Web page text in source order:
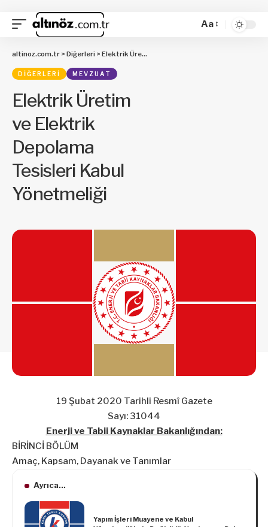
Aa
altinoz.com.tr > Diğerleri > Elektrik Üretim ve Elektrik Depolama Tesisleri Kabul Yönetmeliği
DIĞERLERI MEVZUAT
Elektrik Üretim
ve Elektrik
Depolama
Tesisleri Kabul
Yönetmeliği
19 Şubat 2020 Tarihli Resmî Gazete
Sayı: 31044
Enerji ve Tabii Kaynaklar Bakanlığından:
BİRİNCİ BÖLÜM
Amaç, Kapsam, Dayanak ve Tanımlar
Ayrıca...
Yapım İşleri Muayene ve Kabul